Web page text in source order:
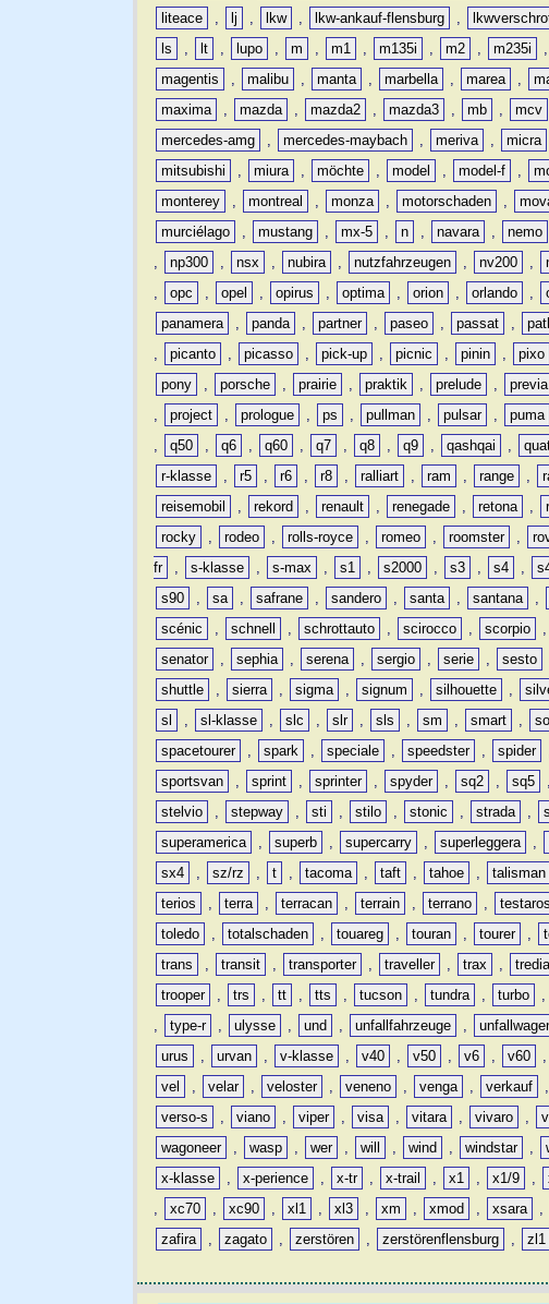
liteace
, lj , lkw , lkw-ankauf-flensburg ,
ls
, lt , lupo , m , m1 , m135i , m2 , m235i ,
magentis
, malibu , manta , marbella , marea ,
maxima
, mazda , mazda2 , mazda3 , mb , mcv
mercedes-amg
, mercedes-maybach , meriva , micra
mitsubishi
, miura , möchte , model , model-f ,
monterey
, montreal , monza , motorschaden ,
murciélago
, mustang , mx-5 , n , navara , nemo
,
np300 , nsx , nubira , nutzfahrzeugen , nv200 ,
,
opc , opel , opirus , optima , orion , orlando ,
panamera
, panda , partner , paseo , passat ,
,
picanto , picasso , pick-up , picnic , pinin , pixo
pony
, porsche , prairie , praktik , prelude , previa
,
project , prologue , ps , pullman , pulsar , puma
,
q50 , q6 , q60 , q7 , q8 , q9 , qashqai ,
r-klasse
, r5 , r6 , r8 , ralliart , ram , range ,
reisemobil
, rekord , renault , renegade , retona ,
rocky
, rodeo , rolls-royce , romeo , roomster ,
fr
, s-klasse , s-max , s1 , s2000 , s3 , s4 ,
s90
, sa , safrane , sandero , santa , santana ,
scénic
, schnell , schrottauto , scirocco , scorpio ,
senator
, sephia , serena , sergio , serie , sesto
shuttle
, sierra , sigma , signum , silhouette ,
sl
, sl-klasse , slc , slr , sls , sm , smart ,
spacetourer
, spark , speciale , speedster , spider
sportsvan
, sprint , sprinter , spyder , sq2 , sq5 ,
stelvio
, stepway , sti , stilo , stonic , strada ,
superamerica
, superb , supercarry , superleggera ,
sx4
, sz/rz , t , tacoma , taft , tahoe , talisman
terios
, terra , terracan , terrain , terrano ,
toledo
, totalschaden , touareg , touran , tourer ,
trans
, transit , transporter , traveller , trax ,
trooper
, trs , tt , tts , tucson , tundra , turbo ,
,
type-r , ulysse , und , unfallfahrzeuge ,
urus
, urvan , v-klasse , v40 , v50 , v6 , v60 ,
vel
, velar , veloster , veneno , venga , verkauf ,
verso-s
, viano , viper , visa , vitara , vivaro ,
wagoneer
, wasp , wer , will , wind , windstar ,
x-klasse
, x-perience , x-tr , x-trail , x1 , x1/9 ,
,
xc70 , xc90 , xl1 , xl3 , xm , xmod , xsara ,
zafira
, zagato , zerstören , zerstörenflensburg , zl1